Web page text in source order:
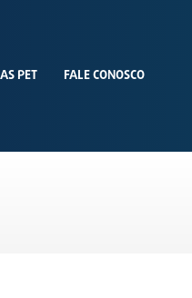
PET FALE CONOSCO